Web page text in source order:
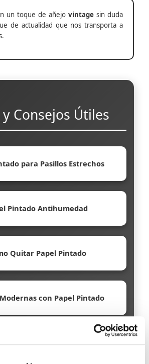
un toque de añejo vintage sin duda
de actualidad que nos transporta a
Consejos Útiles
para Pasillos Estrechos
Pintado Antihumedad
Quitar Papel Pintado
con Papel Pintado
Pintado Ecológico